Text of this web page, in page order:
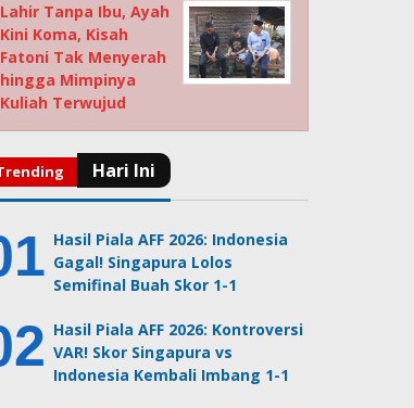
Lahir Tanpa Ibu, Ayah
Kini Koma, Kisah
Fatoni Tak Menyerah
hingga Mimpinya
Kuliah Terwujud
Hasil Piala AFF 2026: Indonesia
Gagal! Singapura Lolos
Semifinal Buah Skor 1-1
Hasil Piala AFF 2026: Kontroversi
VAR! Skor Singapura vs
Indonesia Kembali Imbang 1-1